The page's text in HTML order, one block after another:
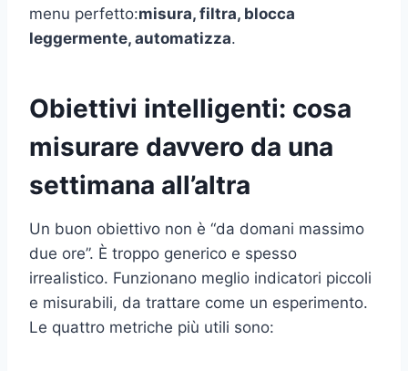
menu perfetto:misura, filtra, blocca
leggermente, automatizza.
Obiettivi intelligenti: cosa
misurare davvero da una
settimana all’altra
Un buon obiettivo non è “da domani massimo
due ore”. È troppo generico e spesso
irrealistico. Funzionano meglio indicatori piccoli
e misurabili, da trattare come un esperimento.
Le quattro metriche più utili sono: